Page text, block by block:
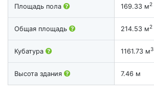
Площадь пола 169.33 м2
Общая площадь 214.53 м2
Кубатура 1161.73 м3
Высота здания 7.46 м